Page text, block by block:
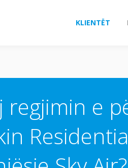
KLIENTËT
e